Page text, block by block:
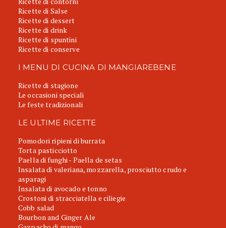
Ricette di Salse
Ricette di dessert
Ricette di drink
Ricette di spuntini
Ricette di conserve
I MENU DI CUCINA DI MANGIAREBENE
Ricette di stagione
Le occasioni speciali
Le feste tradizionali
LE ULTIME RICETTE
Pomodori ripieni di burrata
Torta pasticciotto
Paella di funghi - Paella de setas
Insalata di valeriana, mozzarella, prosciutto crudo e
asparagi
Insalata di avocado e tonno
Crostoni di stracciatella e ciliegie
Cobb salad
Bourbon and Ginger Ale